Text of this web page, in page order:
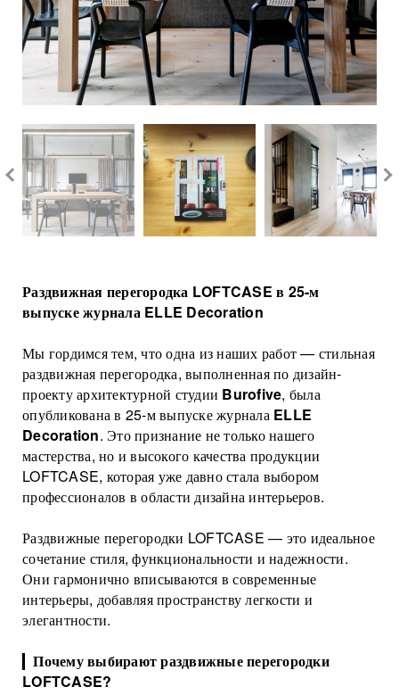
каталог
Лофт перегородки
Металлические перегородки
Стеклянные перегородки
Матовые перегородки
Офисные перегородки
Перегородки для кухни
Перегородки в гостиную
Перегородки в ванную
Душевые перегородки
Цветные перегородки
Перегородки с дверью
Цельностеклянные перегородки
Торговые перегородки
Полки
Рабочие столы
Корпусная мебель
8 499 216 63 97
8 965 412 87 86
info@loftcase.ru
Раздвижная перегородка LOFTCASE в 25-м
выпуске журнала ELLE Decoration
Мы гордимся тем, что одна из наших работ — стильная
раздвижная перегородка, выполненная по дизайн-
проекту архитектурной студии Burofive, была
опубликована в 25-м выпуске журнала ELLE
Decoration. Это признание не только нашего
мастерства, но и высокого качества продукции
LOFTCASE, которая уже давно стала выбором
профессионалов в области дизайна интерьеров.
Раздвижные перегородки LOFTCASE — это идеальное
сочетание стиля, функциональности и надежности.
Они гармонично вписываются в современные
интерьеры, добавляя пространству легкости и
элегантности.
▎Почему выбирают раздвижные перегородки
LOFTCASE?